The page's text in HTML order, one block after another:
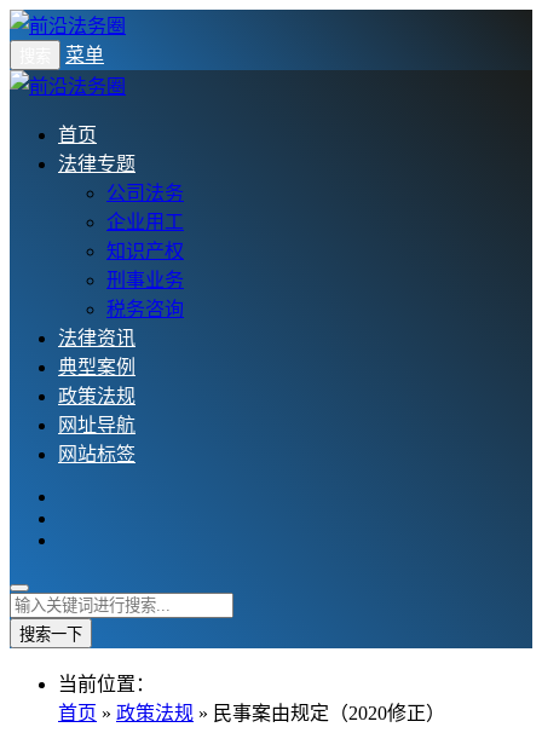
菜单
首页
法律专题
公司法务
企业用工
知识产权
刑事业务
税务咨询
法律资讯
典型案例
政策法规
网址导航
网站标签
搜索一下
当前位置：
首页 » 政策法规 » 民事案由规定（2020修正）